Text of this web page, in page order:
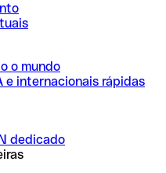
o mundo
e internacionais rápidas
dedicado